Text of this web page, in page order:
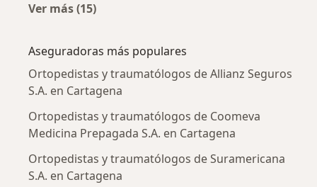
Ver más (15)
Aseguradoras más populares
Ortopedistas y traumatólogos de Allianz Seguros
S.A. en Cartagena
Ortopedistas y traumatólogos de Coomeva
Medicina Prepagada S.A. en Cartagena
Ortopedistas y traumatólogos de Suramericana
S.A. en Cartagena